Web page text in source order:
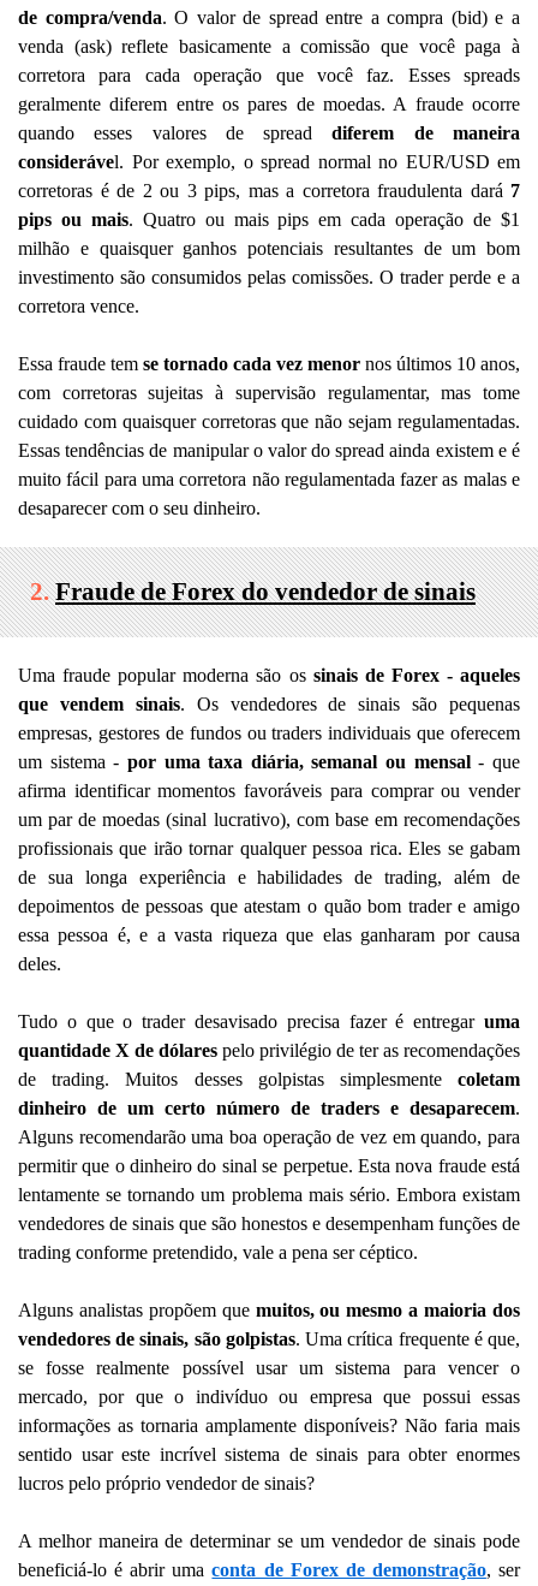
de compra/venda. O valor de spread entre a compra (bid) e a
venda (ask) reflete basicamente a comissão que você paga à
corretora para cada operação que você faz. Esses spreads
geralmente diferem entre os pares de moedas. A fraude ocorre
quando esses valores de spreaddiferem de maneira
considerável. Por exemplo, o spread normal no EUR/USD em
corretoras é de 2 ou 3 pips, mas a corretora fraudulenta dará 7
pips ou mais. Quatro ou mais pips em cada operação de $1
milhão e quaisquer ganhos potenciais resultantes de um bom
investimento são consumidos pelas comissões. O trader perde e a
corretora vence.
Essa fraude tem se tornado cada vez menor nos últimos 10 anos,
com corretoras sujeitas à supervisão regulamentar, mas tome
cuidado com quaisquer corretoras que não sejam regulamentadas.
Essas tendências de manipular o valor do spread ainda existem e é
muito fácil para uma corretora não regulamentada fazer as malas e
desaparecer com o seu dinheiro.
2.Fraude de Forex do vendedor de sinais
Uma fraude popular moderna são os sinais de Forex - aqueles
que vendem sinais. Os vendedores de sinais são pequenas
empresas, gestores de fundos ou traders individuais que oferecem
um sistema - por uma taxa diária, semanal ou mensal- que
afirma identificar momentos favoráveis para comprar ou vender
um par de moedas (sinal lucrativo), com base em recomendações
profissionais que irão tornar qualquer pessoa rica. Eles se gabam
de sua longa experiência e habilidades de trading, além de
depoimentos de pessoas que atestam o quão bom trader e amigo
essa pessoa é, e a vasta riqueza que elas ganharam por causa
deles.
Tudo o que o trader desavisado precisa fazer é entregar uma
quantidade X de dólares pelo privilégio de ter as recomendações
de trading. Muitos desses golpistas simplesmente coletam
dinheiro de um certo número de traders e desaparecem.
Alguns recomendarão uma boa operação de vez em quando, para
permitir que o dinheiro do sinal se perpetue. Esta nova fraude está
lentamente se tornando um problema mais sério. Embora existam
vendedores de sinais que são honestos e desempenham funções de
trading conforme pretendido, vale a pena ser céptico.
Alguns analistas propõem que muitos, ou mesmo a maioria dos
vendedores de sinais, são golpistas. Uma crítica frequente é que,
se fosse realmente possível usar um sistema para vencer o
mercado, por que o indivíduo ou empresa que possui essas
informações as tornaria amplamente disponíveis? Não faria mais
sentido usar este incrível sistema de sinais para obter enormes
lucros pelo próprio vendedor de sinais?
A melhor maneira de determinar se um vendedor de sinais pode
beneficiá-lo é abrir umaconta de Forex de demonstração, ser